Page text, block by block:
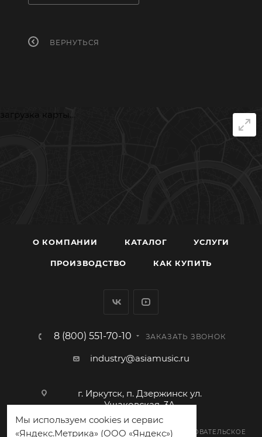
ВЕРНУТЬСЯ
загрузка карты...
О КОМПАНИИ КАТАЛОГ УСЛУГИ
ПРОИЗВОДСТВО КАК КУПИТЬ
8 (800) 551-70-10 ЗАКАЗАТЬ ЗВОНОК
industry@asiamusic.ru
г. Иркутск, п. Дзержинск ул.
Ушаковская, 3А
ПОЛИТИКА КОНФИДЕНЦИАЛЬНОСТИ ПОЛЬЗОВАТЕЛЬСКОЕ
Мы используем cookies и сервис
«Яндекс.Метрика» (ООО «Яндекс»)